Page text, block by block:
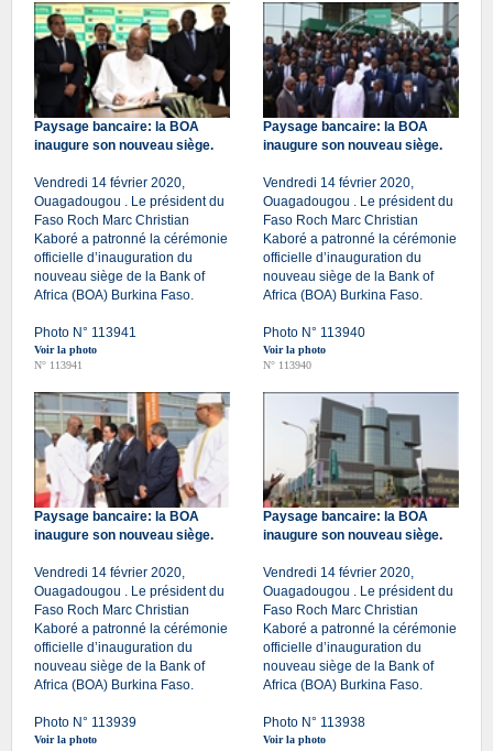
Paysage bancaire: la BOA
inaugure son nouveau siège.
Vendredi 14 février 2020,
Ouagadougou . Le président du
Faso Roch Marc Christian
Kaboré a patronné la cérémonie
officielle d’inauguration du
nouveau siège de la Bank of
Africa (BOA) Burkina Faso.
Photo N° 113941
Voir la photo
N° 113941
Paysage bancaire: la BOA
inaugure son nouveau siège.
Vendredi 14 février 2020,
Ouagadougou . Le président du
Faso Roch Marc Christian
Kaboré a patronné la cérémonie
officielle d’inauguration du
nouveau siège de la Bank of
Africa (BOA) Burkina Faso.
Photo N° 113940
Voir la photo
N° 113940
Paysage bancaire: la BOA
inaugure son nouveau siège.
Vendredi 14 février 2020,
Ouagadougou . Le président du
Faso Roch Marc Christian
Kaboré a patronné la cérémonie
officielle d’inauguration du
nouveau siège de la Bank of
Africa (BOA) Burkina Faso.
Photo N° 113939
Voir la photo
Paysage bancaire: la BOA
inaugure son nouveau siège.
Vendredi 14 février 2020,
Ouagadougou . Le président du
Faso Roch Marc Christian
Kaboré a patronné la cérémonie
officielle d’inauguration du
nouveau siège de la Bank of
Africa (BOA) Burkina Faso.
Photo N° 113938
Voir la photo